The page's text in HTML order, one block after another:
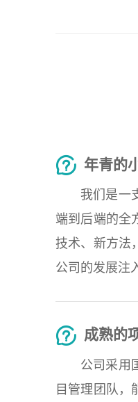
年青的
我们是一
端到后端的全
技术、新方法
公司的发展注
成熟的
公司采用
目管理团队，